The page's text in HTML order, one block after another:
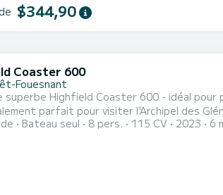
$344,90
Coaster 600
Fouesnant
superbe Highfield Coaster 600 - idéal
parfait pour visiter l'Archipel des Glénan en famille ! Si les dates que vous
n'hésitez pas à nous contacter afin que
Bateau seul 8 pers. 115 CV 2023 6